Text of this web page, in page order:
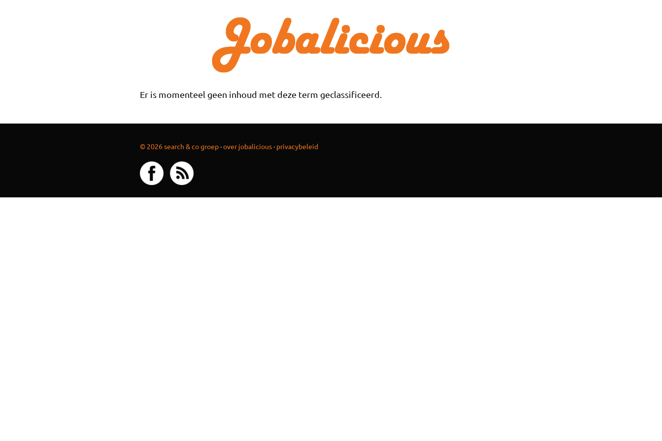
Er is momenteel geen inhoud met deze term geclassificeerd.
© 2026 search & co groep·over jobalicious· privacybeleid